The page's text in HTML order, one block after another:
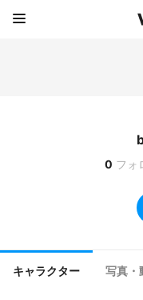
0 フォ
キャラクター 写真・